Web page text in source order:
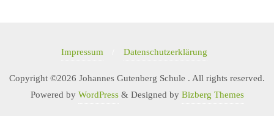
Impressum Datenschutzerklärung
Copyright ©2026 Johannes Gutenberg Schule . All rights reserved.
Powered by WordPress & Designed by Bizberg Themes